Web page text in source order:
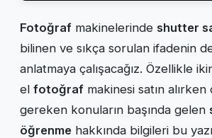
Fotoğraf makinelerinde shutter
bilinen ve sıkça sorulan ifadenin
anlatmaya çalışacağız. Özellikle
el fotoğraf makinesi satın
gereken konuların başında gelen
öğrenme hakkında bilgileri bu